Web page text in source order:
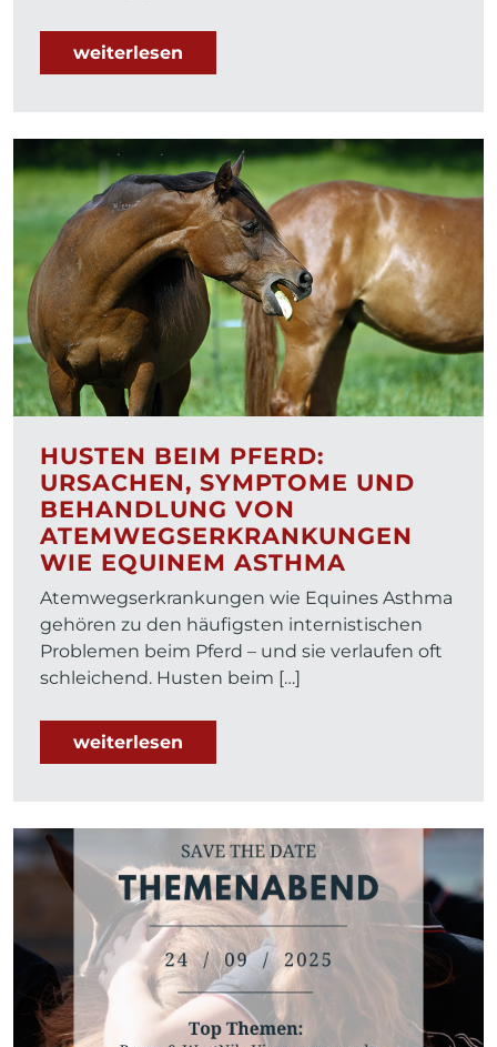
weiterlesen
HUSTEN BEIM PFERD:
URSACHEN, SYMPTOME UND
BEHANDLUNG VON
ATEMWEGSERKRANKUNGEN
WIE EQUINEM ASTHMA
Atemwegserkrankungen wie Equines Asthma
gehören zu den häufigsten internistischen
Problemen beim Pferd – und sie verlaufen oft
schleichend. Husten beim […]
weiterlesen